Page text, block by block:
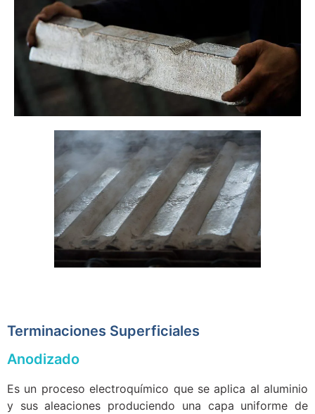
Terminaciones Superficiales
Anodizado
Es un proceso electroquímico que se aplica al aluminio
y sus aleaciones produciendo una capa uniforme de